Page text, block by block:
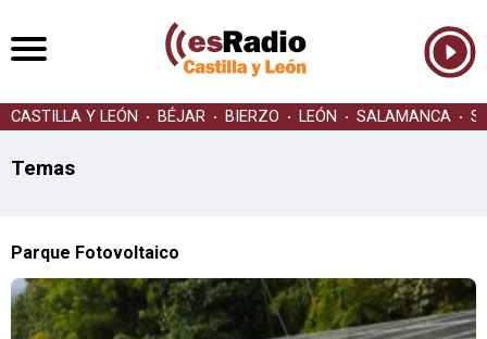
CASTILLA Y LEÓN BÉJAR BIERZO LEÓN SALAMANCA
Temas
Parque Fotovoltaico